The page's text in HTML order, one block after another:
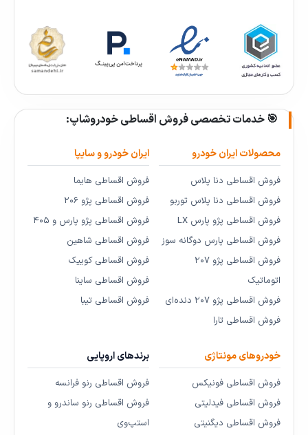
🎯 خدمات تخصصی فروش اقساطی خودروشاپ:
محصولات ایران خودرو
فروش اقساطی دنا پلاس
فروش اقساطی دنا پلاس توربو
فروش اقساطی پژو پارس LX
فروش اقساطی پارس دوگانه سوز
فروش اقساطی پژو ۲۰۷
اتوماتیک
فروش اقساطی پژو ۲۰۷ دنده‌ای
فروش اقساطی تارا
ایران خودرو و سایپا
فروش اقساطی هایما
فروش اقساطی پژو ۲۰۶
فروش اقساطی پژو پارس و ۴۰۵
فروش اقساطی شاهین
فروش اقساطی کوییک
فروش اقساطی ساینا
فروش اقساطی تیبا
خودروهای مونتاژی
فروش اقساطی فونیکس
فروش اقساطی فیدلیتی
فروش اقساطی دیگنیتی
برندهای اروپایی
فروش اقساطی رنو فرانسه
فروش اقساطی رنو ساندرو و
استپ‌وی